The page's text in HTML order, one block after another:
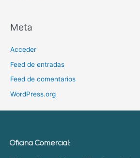
Meta
Acceder
Feed de entradas
Feed de comentarios
WordPress.org
Oficina Comercial: